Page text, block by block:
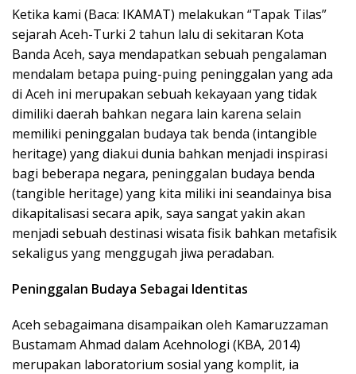
Ketika kami (Baca: IKAMAT) melakukan “Tapak Tilas”
sejarah Aceh-Turki 2 tahun lalu di sekitaran Kota
Banda Aceh, saya mendapatkan sebuah pengalaman
mendalam betapa puing-puing peninggalan yang ada
di Aceh ini merupakan sebuah kekayaan yang tidak
dimiliki daerah bahkan negara lain karena selain
memiliki peninggalan budaya tak benda (intangible
heritage) yang diakui dunia bahkan menjadi inspirasi
bagi beberapa negara, peninggalan budaya benda
(tangible heritage) yang kita miliki ini seandainya bisa
dikapitalisasi secara apik, saya sangat yakin akan
menjadi sebuah destinasi wisata fisik bahkan metafisik
sekaligus yang menggugah jiwa peradaban.
Peninggalan Budaya Sebagai Identitas
Aceh sebagaimana disampaikan oleh Kamaruzzaman
Bustamam Ahmad dalam Acehnologi (KBA, 2014)
merupakan laboratorium sosial yang komplit, ia